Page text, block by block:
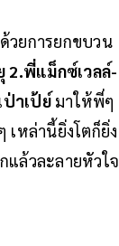
วยการยกขบวน
2.พี่แม็กซ์เวลล์-
าเป้ย์มาให้พี่ๆ
หล่านี้ยิ่งโตก็ยิ่ง
ล้วละลายหัวใจ